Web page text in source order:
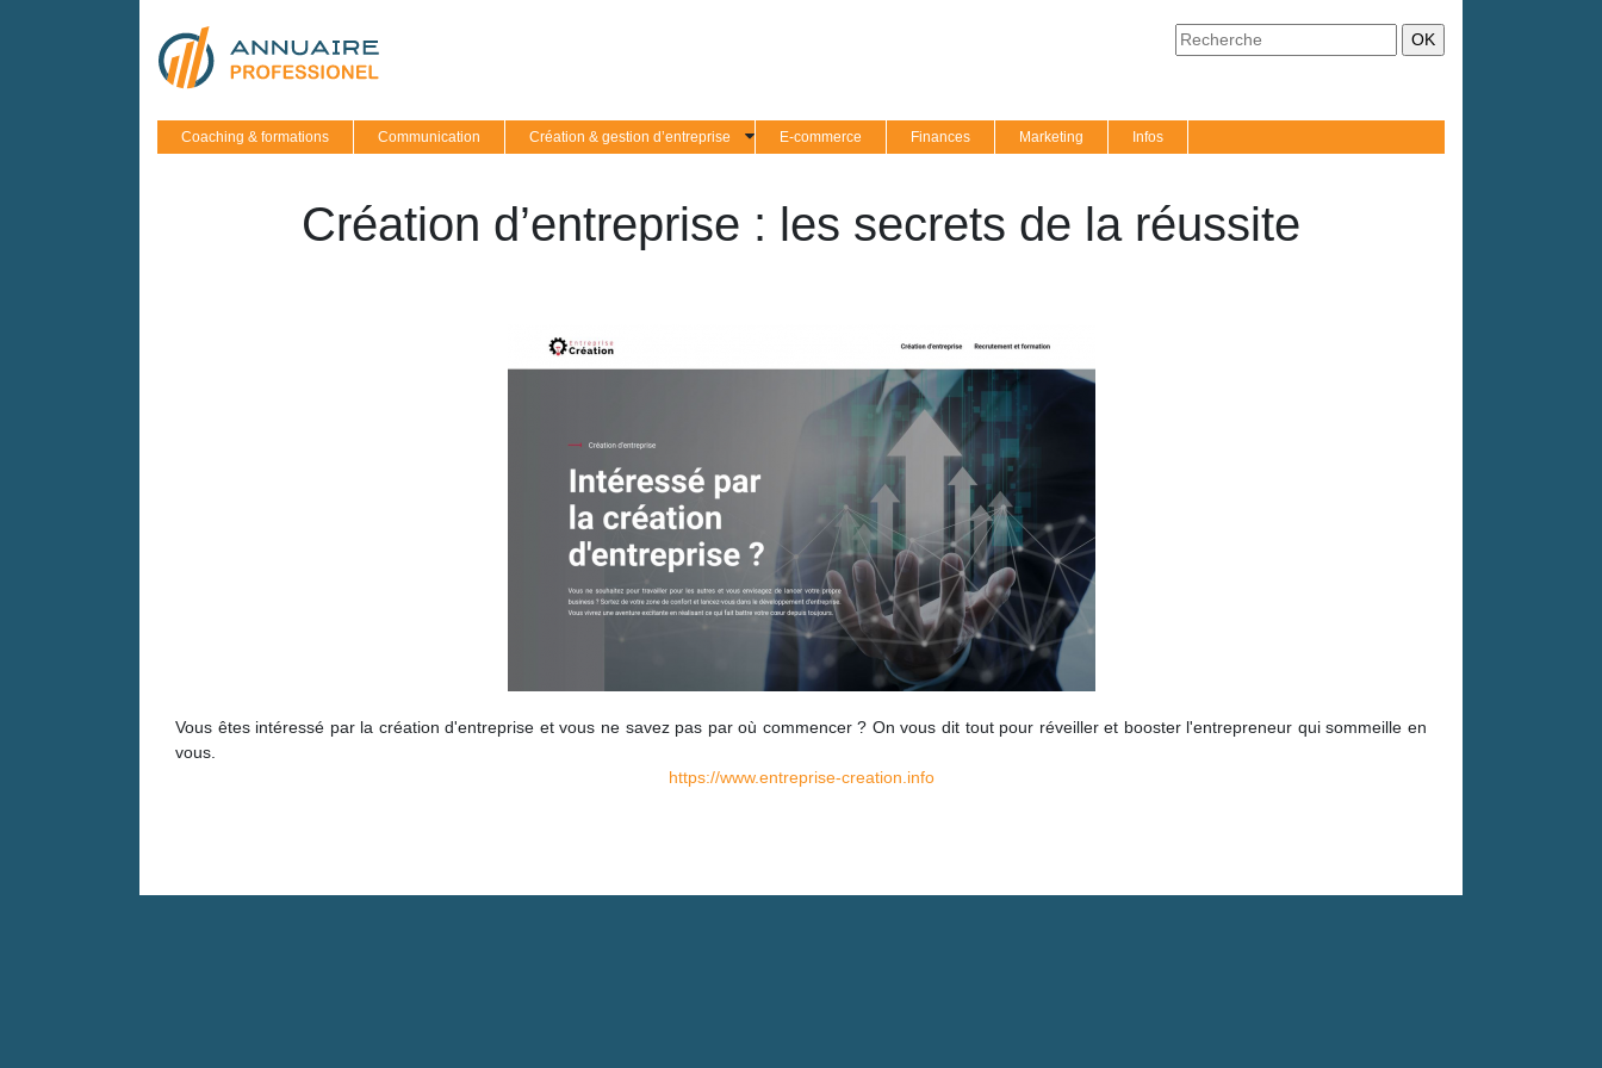
Coaching & formations Communication Création & gestion d’entreprise E-commerce Finances Marketing Infos
Création d’entreprise : les secrets de la réussite
Vous êtes intéressé par la création d'entreprise et vous ne savez pas par où commencer ? On vous dit tout pour réveiller et booster l'entrepreneur qui sommeille en
vous.
https://www.entreprise-creation.info